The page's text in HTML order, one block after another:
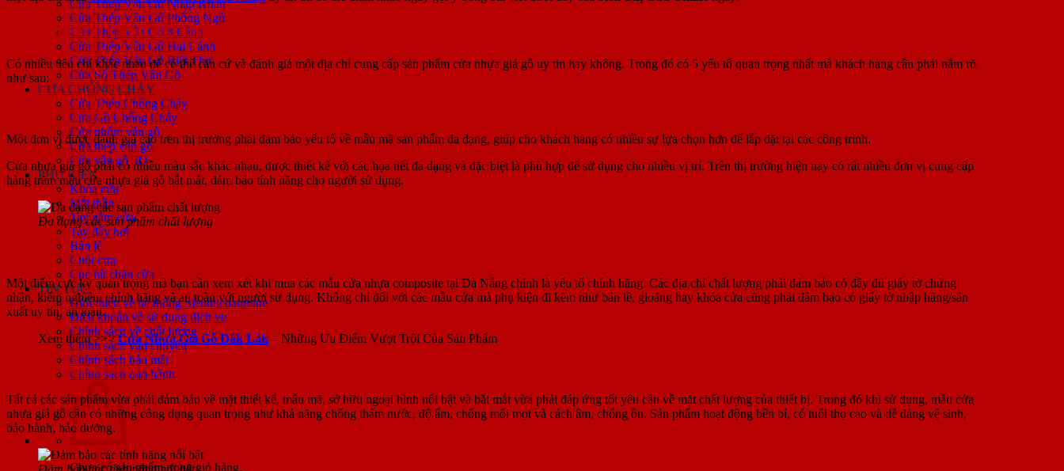
Cửa Thép Vân Gỗ Nhập Khẩu
Cửa Thép Vân Gỗ Phòng Ngủ
Cửa Thép Vân Gỗ 4 Cánh
Cửa Thép Vân Gỗ Hai Cánh
Cửa Thép Vân Gỗ Biệt Thự
Cửa Sổ Thép Vân Gỗ
CỬA CHỐNG CHÁY
Cửa Thép Chống Cháy
Cửa Gỗ Chống Cháy
Cửa nhôm vân gỗ
Cửa thép vân gỗ
Cửa vân gỗ 5D
PHỤ KIỆN
Khóa cửa
Mắt thần
Tay nắm cửa
Tay đẩy hơi
Bản lề
Chốt cửa
Cục hít chặn cửa
TIN TỨC
Giới thiệu về hệ thống Sieuthicuaonline
Điều khoản về sử dụng dịch vụ
Chính sách về chất lượng
Chính sách vận chuyển
Chính sách bảo mật
Chính sách bảo hành
Chưa có sản phẩm trong giỏ hàng.
Tiêu chí lựa chọn địa chỉ lắp đặt cửa nhựa composite tại Đà Nẵng
Có nhiều tiêu chí khác nhau để có thể căn cứ và đánh giá một địa chỉ cung cấp sản phẩm cửa nhựa giả gỗ uy tin hay không. Trong đó có 5 yếu tố quan trọng nhất mà khách hàng cần phải nắm rõ
như sau:
Đa dạng sản phẩm
Một đơn vị được đánh giá cao trên thị trường phải đảm bảo yếu tố về mẫu mã sản phẩm đa dạng, giúp cho khách hàng có nhiều sự lựa chọn hơn để lắp đặt tại các công trình.
Cửa nhựa giả gỗ phải có nhiều màu sắc khác nhau, được thiết kế với các họa tiết đa dạng và đặc biệt là phù hợp để sử dụng cho nhiều vị trí. Trên thị trường hiện nay có rất nhiều đơn vị cung cấp
hàng trăm mẫu cửa nhựa giả gỗ bắt mắt, đảm bảo tính năng cho người sử dụng.
Đa dạng các sản phẩm chất lượng
Cung cấp phụ kiện chính hãng
Một điểm cực kỳ quan trọng mà bạn cần xem xét khi mua các mẫu cửa nhựa composite tại Đà Nẵng chính là yếu tố chính hãng. Các địa chỉ chất lượng phải đảm bảo có đầy đủ giấy tờ chứng
nhận, kiểm nghiệm chính hãng và an toàn với người sử dụng. Không chỉ đối với các mẫu cửa mà phụ kiện đi kèm như bản lề, gioăng hay khóa cửa cũng phải đảm bảo có giấy tờ nhập hàng/sản
xuất uy tín, an toàn.
Xem thêm >>>Cửa Nhựa Giả Gỗ Đắk Lắk – Những Ưu Điểm Vượt Trội Của Sản Phẩm
Đảm bảo chất lượng
Tất cả các sản phẩm vừa phải đảm bảo về mặt thiết kế, mẫu mã, sở hữu ngoại hình nổi bật và bắt mắt vừa phải đáp ứng tốt yêu cầu về mặt chất lượng của thiết bị. Trong đó khi sử dụng, mẫu cửa
nhựa giả gỗ cần có những công dụng quan trọng như khả năng chống thấm nước, độ ẩm, chống mối mọt và cách âm, chống ồn. Sản phẩm hoạt động bền bỉ, có tuổi thọ cao và dễ dàng vệ sinh,
bảo hành, bảo dưỡng.